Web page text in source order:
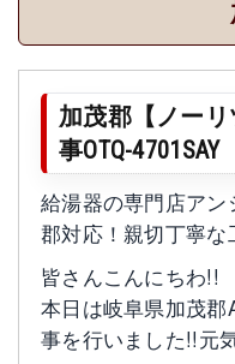
加茂郡【ノー
事OTQ-4701SAY
給湯器の専門店ア
郡対応！親切丁寧な
皆さんこんにちわ!!
本日は岐阜県加茂
事を行いました!!元